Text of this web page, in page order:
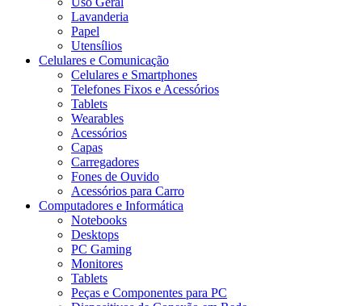
Lavanderia
Papel
Utensílios
Celulares e Comunicação
Celulares e Smartphones
Telefones Fixos e Acessórios
Tablets
Wearables
Acessórios
Capas
Carregadores
Fones de Ouvido
Acessórios para Carro
Computadores e Informática
Notebooks
Desktops
PC Gaming
Monitores
Tablets
Peças e Componentes para PC